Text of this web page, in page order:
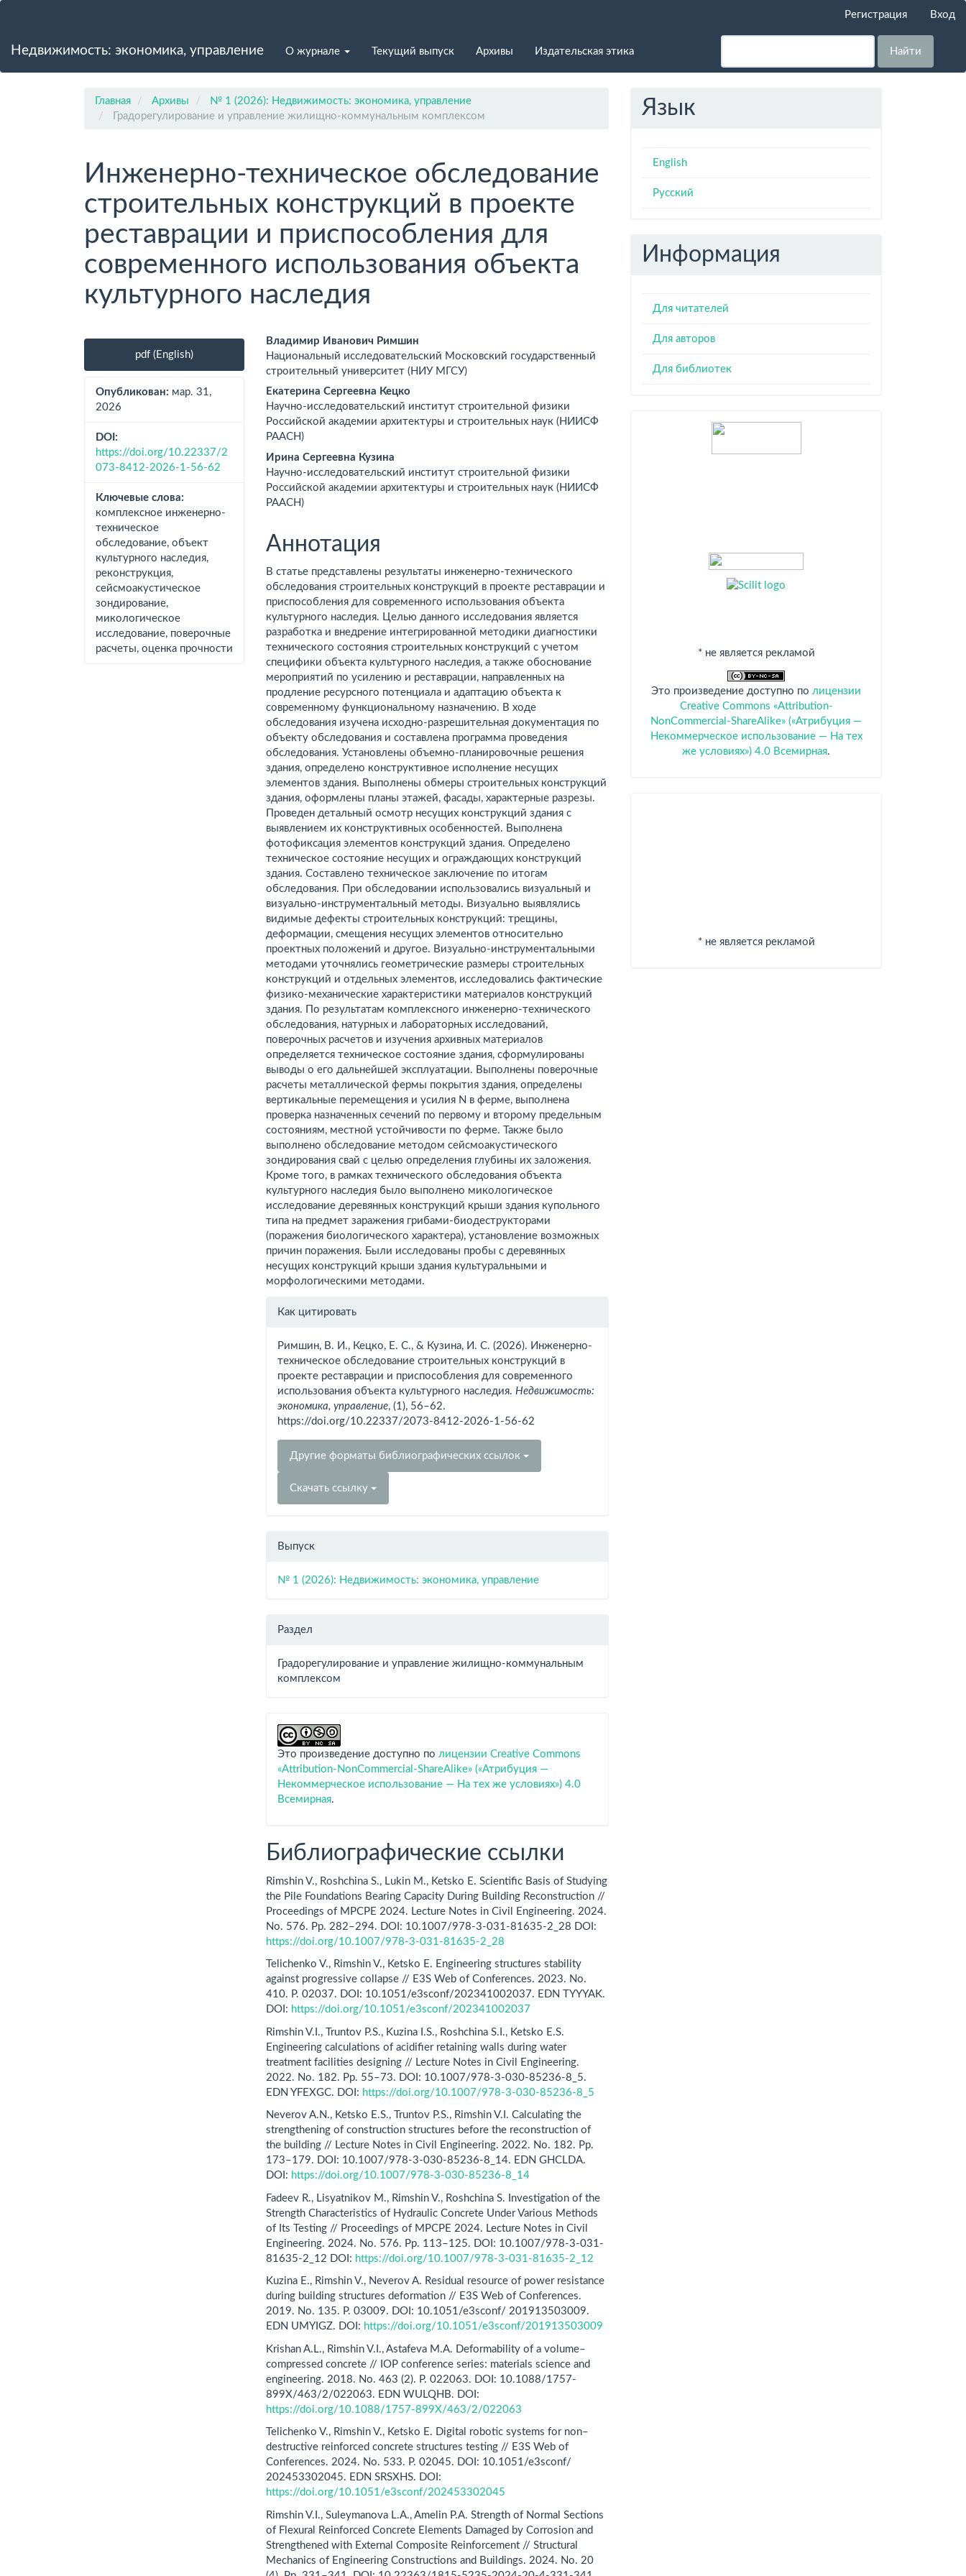
Основное
Регистрация Вход
Недвижимость: экономика, управление О журнале Текущий выпуск Архивы Издательская этика Найти
Главная Архивы
№ 1 (2026): Недвижимость: экономика, управление
Градорегулирование и управление жилищно-коммунальным комплексом
Инженерно-техническое обследование
строительных конструкций в проекте
реставрации и приспособления для
современного использования объекта
культурного наследия
Боковая
панель
статьи
pdf (English)
Опубликован: мар. 31,
2026
DOI:
https://doi.org/10.22337/2
073-8412-2026-1-56-62
Ключевые слова:
комплексное инженерно-
техническое
обследование, объект
культурного наследия,
реконструкция,
сейсмоакустическое
зондирование,
микологическое
исследование, поверочные
расчеты, оценка прочности
Основное
содержимое
статьи
Владимир Иванович Римшин
Национальный исследовательский Московский государственный
строительный университет (НИУ МГСУ)
Екатерина Сергеевна Кецко
Научно-исследовательский институт строительной физики
Российской академии архитектуры и строительных наук (НИИСФ
РААСН)
Ирина Сергеевна Кузина
Научно-исследовательский институт строительной физики
Российской академии архитектуры и строительных наук (НИИСФ
РААСН)
Аннотация
В статье представлены результаты инженерно-технического
обследования строительных конструкций в проекте реставрации и
приспособления для современного использования объекта
культурного наследия. Целью данного исследования является
разработка и внедрение интегрированной методики диагностики
технического состояния строительных конструкций с учетом
специфики объекта культурного наследия, а также обоснование
мероприятий по усилению и реставрации, направленных на
продление ресурсного потенциала и адаптацию объекта к
современному функциональному назначению. В ходе
обследования изучена исходно-разрешительная документация по
объекту обследования и составлена программа проведения
обследования. Установлены объемно-планировочные решения
здания, определено конструктивное исполнение несущих
элементов здания. Выполнены обмеры строительных конструкций
здания, оформлены планы этажей, фасады, характерные разрезы.
Проведен детальный осмотр несущих конструкций здания с
выявлением их конструктивных особенностей. Выполнена
фотофиксация элементов конструкций здания. Определено
техническое состояние несущих и ограждающих конструкций
здания. Составлено техническое заключение по итогам
обследования. При обследовании использовались визуальный и
визуально-­инструментальный методы. Визуально выявлялись
видимые дефекты строительных конструкций: трещины,
деформации, смещения несущих элементов относительно
проектных положений и другое. Визуально-инструментальными
методами уточнялись геометрические размеры строительных
конструкций и отдельных элементов, исследовались фактические
физико-механические характеристики материалов конструкций
здания. По результатам комплексного инженерно-технического
обследования, натурных и лабораторных исследований,
поверочных расчетов и изучения архивных материалов
определяется техническое состояние здания, сформулированы
выводы о его дальнейшей эксплуатации. Выполнены поверочные
расчеты металлической фермы покрытия здания, определены
вертикальные перемещения и усилия N в ферме, выполнена
проверка назначенных сечений по первому и второму предельным
состояниям, местной устойчивости по ферме. Также было
выполнено обследование методом сейсмоакустического
зондирования свай с целью определения глубины их заложения.
Кроме того, в рамках технического обследования объекта
культурного наследия было выполнено микологическое
исследование деревянных конструкций крыши здания купольного
типа на предмет заражения грибами-биодеструкторами
(поражения биологического характера), установление возможных
причин поражения. Были исследованы пробы с деревянных
несущих конструкций крыши здания культуральными и
морфологическими методами.
Информация
Как цитировать
Римшин, В. И., Кецко, Е. С., & Кузина, И. С. (2026). Инженерно-
техническое обследование строительных конструкций в
проекте реставрации и приспособления для современного
использования объекта культурного наследия. Недвижимость:
экономика, управление, (1), 56–62.
https://doi.org/10.22337/2073-8412-2026-1-56-62
Другие форматы библиографических ссылок
Скачать ссылку
Выпуск
№ 1 (2026): Недвижимость: экономика, управление
Раздел
Градорегулирование и управление жилищно-коммунальным
комплексом
Это произведение доступно полицензии Creative Commons
«Attribution-NonCommercial-ShareAlike» («Атрибуция —
Некоммерческое использование — На тех же условиях») 4.0
Всемирная.
Библиографические ссылки
Rimshin V., Roshchina S., Lukin M., Ketsko E. Scientific Basis of Studying
the Pile Foundations Bearing Capacity During Building Reconstruction //
Proceedings of MPCPE 2024. Lecture Notes in Civil Engineering. 2024.
No. 576. Pp. 282–294. DOI: 10.1007/978-3-031-81635-2_28 DOI:
https://doi.org/10.1007/978-3-031-81635-2_28
Telichenko V., Rimshin V., Ketsko E. Engineering structures stability
against progressive collapse // E3S Web of Conferences. 2023. No.
410. P. 02037. DOI: 10.1051/e3sconf/202341002037. EDN TYYYAK.
DOI: https://doi.org/10.1051/e3sconf/202341002037
Rimshin V.I., Truntov P.S., Kuzina I.S., Roshchina S.I., Ketsko E.S.
Engineering calculations of acidifier retaining walls during water
treatment facilities designing // Lecture Notes in Civil Engineering.
2022. No. 182. Pp. 55–73. DOI: 10.1007/978-3-030-85236-8_5.
EDN YFEXGC. DOI: https://doi.org/10.1007/978-3-030-85236-8_5
Neverov A.N., Ketsko E.S., Truntov P.S., Rimshin V.I. Calculating the
strengthening of construction structures before the reconstruction of
the building // Lecture Notes in Civil Engineering. 2022. No. 182. Pp.
173–179. DOI: 10.1007/978-3-030-85236-8_14. EDN GHCLDA.
DOI: https://doi.org/10.1007/978-3-030-85236-8_14
Fadeev R., Lisyatnikov M., Rimshin V., Roshchina S. Investigation of the
Strength Characteristics of Hydraulic Concrete Under Various Methods
of Its Testing // Proceedings of MPCPE 2024. Lecture Notes in Civil
Engineering. 2024. No. 576. Pp. 113–125. DOI: 10.1007/978-3-031-
81635-2_12 DOI: https://doi.org/10.1007/978-3-031-81635-2_12
Kuzina E., Rimshin V., Neverov A. Residual resource of power resistance
during building structures deformation // E3S Web of Conferences.
2019. No. 135. P. 03009. DOI: 10.1051/e3sconf/ 201913503009.
EDN UMYIGZ. DOI: https://doi.org/10.1051/e3sconf/201913503009
Krishan A.L., Rimshin V.I., Astafeva M.A. Deformability of a volume–
compressed concrete // IOP conference series: materials science and
engineering. 2018. No. 463 (2). P. 022063. DOI: 10.1088/1757-
899X/463/2/022063. EDN WULQHB. DOI:
https://doi.org/10.1088/1757-899X/463/2/022063
Telichenko V., Rimshin V., Ketsko E. Digital robotic systems for non–
destructive reinforced concrete structures testing // E3S Web of
Conferences. 2024. No. 533. P. 02045. DOI: 10.1051/e3sconf/
202453302045. EDN SRSXHS. DOI:
https://doi.org/10.1051/e3sconf/202453302045
Rimshin V.I., Suleymanova L.A., Amelin P.A. Strength of Normal Sections
of Flexural Reinforced Concrete Elements Damaged by Corrosion and
Strengthened with External Composite Reinforcement // Structural
Mechanics of Engineering Constructions and Buildings. 2024. No. 20
Язык
English
Русский
Информация
Для читателей
Для авторов
Для библиотек
Индексация
* не является рекламой
Это произведение доступно по лицензии
Creative Commons «Attribution-
NonCommercial-ShareAlike» («Атрибуция —
Некоммерческое использование — На тех
же условиях») 4.0 Всемирная.
* не является рекламой